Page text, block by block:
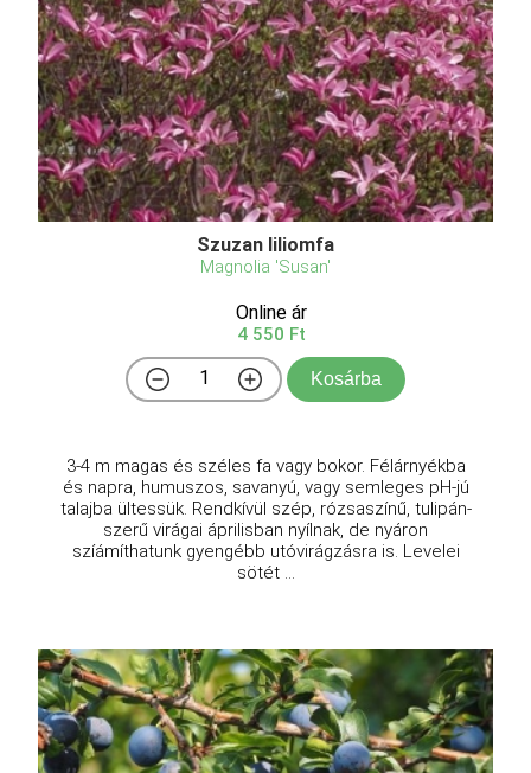
Szuzan liliomfa
Magnolia 'Susan'
Online ár
4 550 Ft
Kosárba
3-4 m magas és széles fa vagy bokor. Félárnyékba
és napra, humuszos, savanyú, vagy semleges pH-jú
talajba ültessük. Rendkívül szép, rózsaszínű, tulipán-
szerű virágai áprilisban nyílnak, de nyáron
szíámíthatunk gyengébb utóvirágzásra is. Levelei
sötét ...